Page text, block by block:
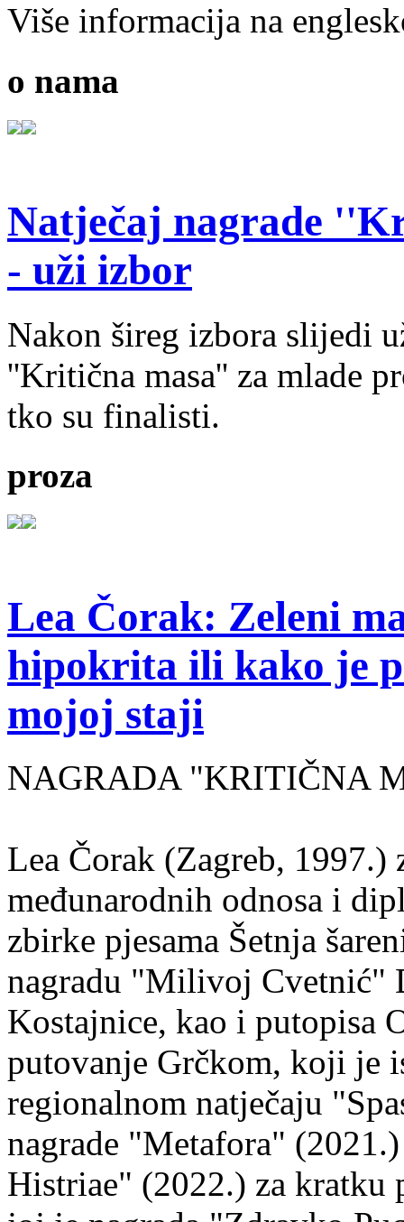
Više informacija na
o nama
Natječaj nagrade
- uži izbor
Nakon šireg izbora slijedi
''Kritična masa'' za mlade
tko su finalisti.
proza
Lea Čorak: Zeleni
hipokrita ili kako je
mojoj staji
NAGRADA "KRITIČNA
Lea Čorak (Zagreb,
međunarodnih odnosa i
zbirke pjesama Šetnja
nagradu "Milivoj Cvetnić"
Kostajnice, kao i putopisa
putovanje Grčkom, koji je
regionalnom natječaju
nagrade "Metafora"
Histriae" (2022.) za kratku